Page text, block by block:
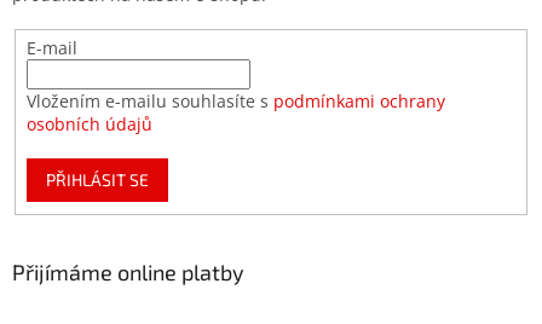
E-mail
Vložením e-mailu souhlasíte s podmínkami ochrany
osobních údajů
PŘIHLÁSIT SE
Přijímáme online platby